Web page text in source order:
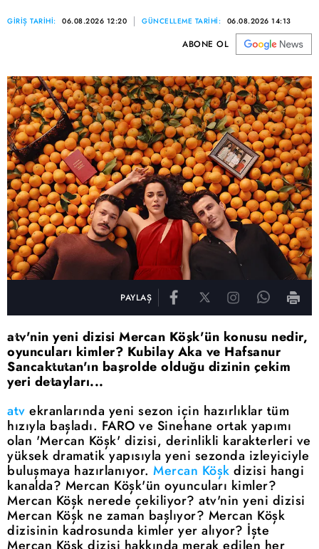
GİRİŞ TARİHİ: 06.08.2026 12:20 GÜNCELLEME TARİHİ: 06.08.2026 14:13
ABONE OL
PAYLAŞ
atv'nin yeni dizisi Mercan Köşk'ün konusu nedir,
oyuncuları kimler? Kubilay Aka ve Hafsanur
Sancaktutan'ın başrolde olduğu dizinin çekim
yeri detayları...
atv ekranlarında yeni sezon için hazırlıklar tüm
hızıyla başladı. FARO ve Sinehane ortak yapımı
olan 'Mercan Köşk' dizisi, derinlikli karakterleri ve
yüksek dramatik yapısıyla yeni sezonda izleyiciyle
buluşmaya hazırlanıyor. Mercan Köşk dizisi hangi
kanalda? Mercan Köşk'ün oyuncuları kimler?
Mercan Köşk nerede çekiliyor? atv'nin yeni dizisi
Mercan Köşk ne zaman başlıyor? Mercan Köşk
dizisinin kadrosunda kimler yer alıyor? İşte
Mercan Köşk dizisi hakkında merak edilen her